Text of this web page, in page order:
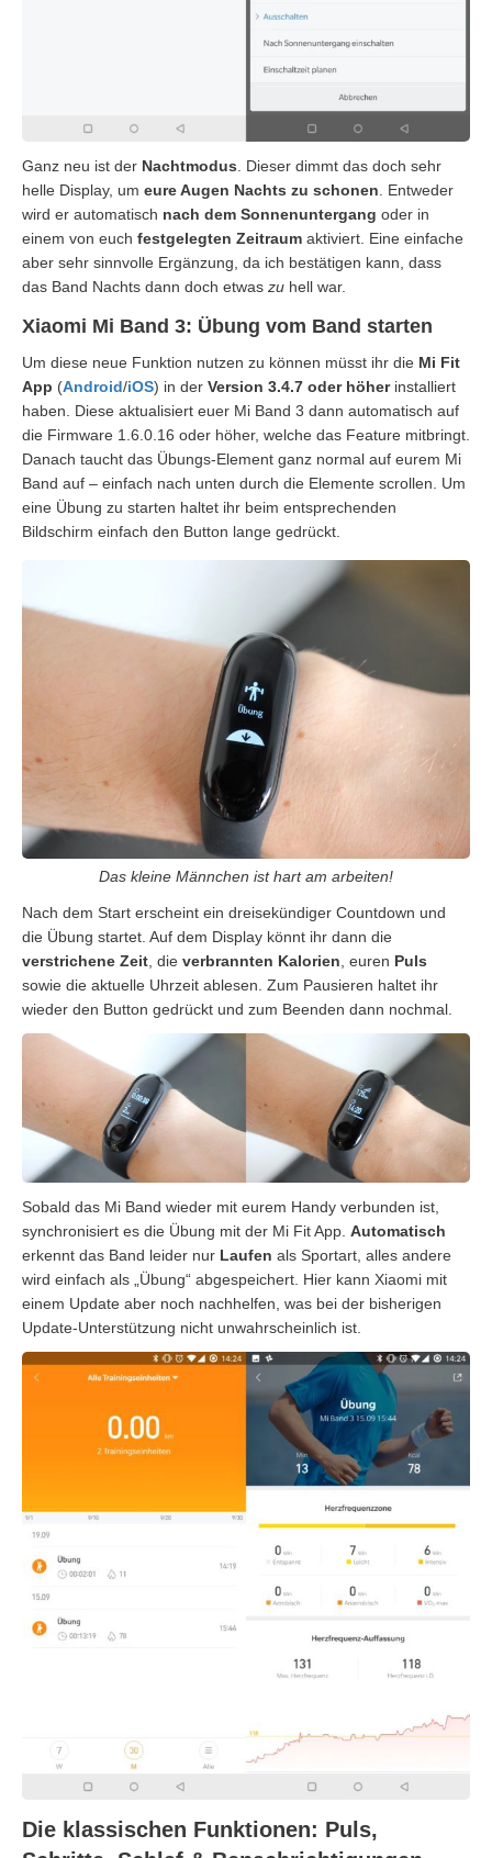
Ganz neu ist der Nachtmodus . Dieser dimmt das doch sehr
helle Display, um eure Augen Nachts zu schonen . Entweder
wird er automatisch nach dem Sonnenuntergang oder in
einem von euch festgelegten Zeitraum aktiviert. Eine einfache
aber sehr sinnvolle Ergänzung, da ich bestätigen kann, dass
das Band Nachts dann doch etwas zu hell war.
Xiaomi Mi Band 3: Übung vom Band starten
Um diese neue Funktion nutzen zu können müsst ihr die Mi Fit
App (Android/iOS) in der Version 3.4.7 oder höherinstalliert
haben. Diese aktualisiert euer Mi Band 3 dann automatisch auf
die Firmware 1.6.0.16 oder höher, welche das Feature mitbringt.
Danach taucht das Übungs-Element ganz normal auf eurem Mi
Band auf – einfach nach unten durch die Elemente scrollen. Um
eine Übung zu starten haltet ihr beim entsprechenden
Bildschirm einfach den Button lange gedrückt.
Das kleine Männchen ist hart am arbeiten!
Nach dem Start erscheint ein dreisekündiger Countdown und
die Übung startet. Auf dem Display könnt ihr dann die
verstrichene Zeit, die verbrannten Kalorien, euren Puls
sowie die aktuelle Uhrzeit ablesen. Zum Pausieren haltet ihr
wieder den Button gedrückt und zum Beenden dann nochmal.
Sobald das Mi Band wieder mit eurem Handy verbunden ist,
synchronisiert es die Übung mit der Mi Fit App. Automatisch
erkennt das Band leider nur Laufen als Sportart, alles andere
wird einfach als „Übung“ abgespeichert. Hier kann Xiaomi mit
einem Update aber noch nachhelfen, was bei der bisherigen
Update-Unterstützung nicht unwahrscheinlich ist.
Die klassischen Funktionen: Puls,